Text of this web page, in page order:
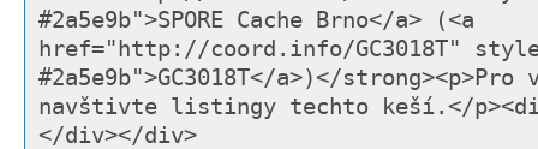
#2a5e9b">SPORE Cache Brno</a> (<a
href="http://coord.info/GC3018T"
#2a5e9b">GC3018T</a>)</
navštivte listingy techto keší.</
</div></div>